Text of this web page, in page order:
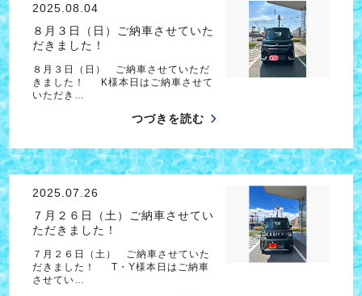
2025.08.04
８月３日（日）ご納車させていた
だきました！
８月３日（日） ご納車させていただ
きました！ K様本日はご納車させて
いただき…
つづきを読む
2025.07.26
７月２６日（土）ご納車させてい
ただきました！
７月２６日（土） ご納車させていた
だきました！ T・Y様本日はご納車
させてい…